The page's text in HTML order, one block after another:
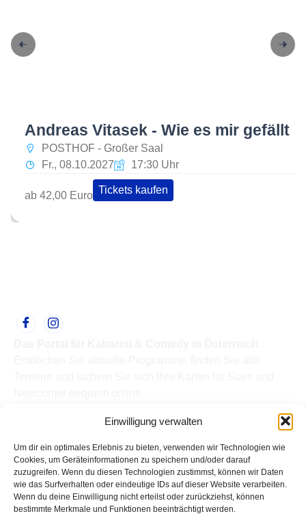
Einwilligung verwalten
Um dir ein optimales Erlebnis zu bieten, verwenden wir Technologien wie
Cookies, um Geräteinformationen zu speichern und/oder darauf
zuzugreifen. Wenn du diesen Technologien zustimmst, können wir Daten
wie das Surfverhalten oder eindeutige IDs auf dieser Website verarbeiten.
Wenn du deine Einwilligung nicht erteilst oder zurückziehst, können
bestimmte Merkmale und Funktionen beeinträchtigt werden.
Andreas Vitasek - Wie es mir gefällt
POSTHOF - Großer Saal
Fr., 08.10.2027
17:30 Uhr
ab 42,00 Euro Tickets kaufen
Termine
Kabarettisten
Spielorte
Top Links
Kabarettisten in Österreich: Aktuelle Stars & Programme